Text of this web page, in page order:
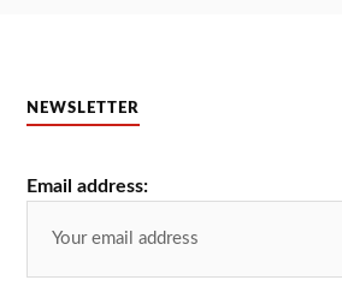
NEWSLETTER
Email address: